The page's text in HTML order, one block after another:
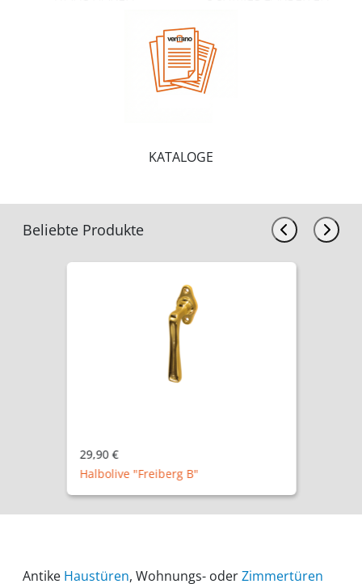
KATALOGE
Beliebte Produkte
29,90 €
Halbolive "Freiberg B"
Antike Haustüren, Wohnungs- oderZimmertüren